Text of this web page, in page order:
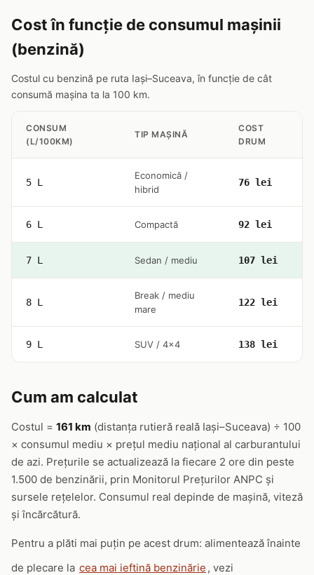
Cost în funcție de consumul mașinii
(benzină)
Costul cu benzină pe ruta Iași–Suceava, în funcție de cât
consumă mașina ta la 100 km.
CONSUM
(L/100KM)
TIP MAȘINĂ
COST
DRUM
5 L
Economică /
hibrid
76 lei
6 L Compactă 92 lei
7 L Sedan / mediu 107 lei
8 L
Break / mediu
mare
122 lei
9 L SUV / 4x4 138 lei
Cum am calculat
Costul = 161 km (distanța rutieră reală Iași–Suceava) ÷ 100
× consumul mediu × prețul mediu național al carburantului
de azi. Prețurile se actualizează la fiecare 2 ore din peste
1.500 de benzinării, prin Monitorul Prețurilor ANPC și
sursele rețelelor. Consumul real depinde de mașină, viteză
și încărcătură.
Pentru a plăti mai puțin pe acest drum: alimentează înainte
de plecare la cea mai ieftină benzinărie , vezi